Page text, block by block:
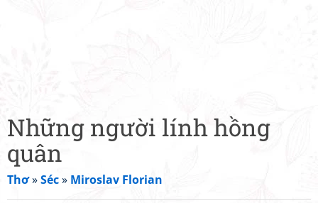
Những người lính hồng
quân
Thơ»Séc» Miroslav Florian